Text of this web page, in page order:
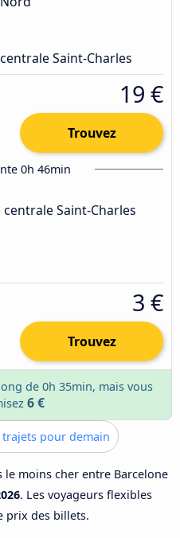
Saint-Charles
19 €
Trouvez
0h 46min
Saint-Charles
3 €
Trouvez
de 0h 35min, mais vous
6 €
pour demain
le moins cher entre Barcelone
. Les voyageurs flexibles
prix des billets.